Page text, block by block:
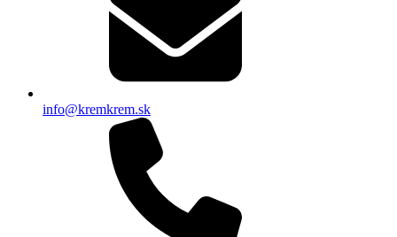
info@kremkrem.sk